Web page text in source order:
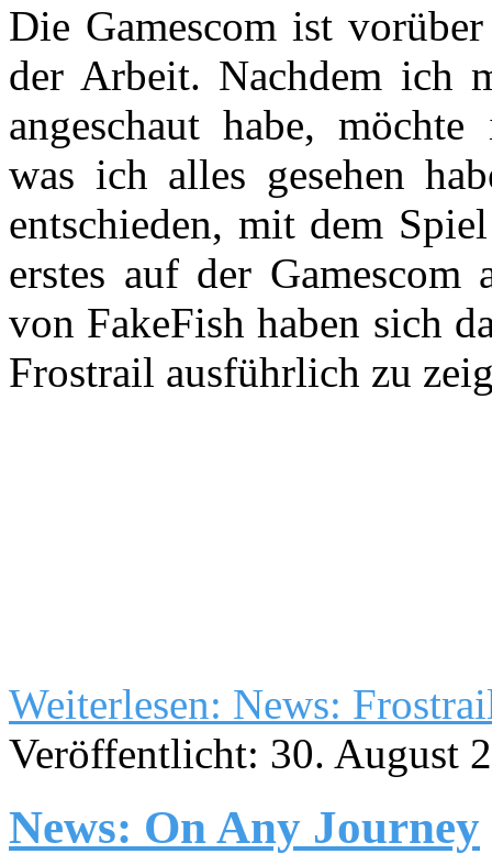
Die Gamescom ist
der Arbeit. Nachdem ich
angeschaut habe,
was ich alles gesehen
entschieden, mit dem
erstes auf der Gamescom
von FakeFish haben sich
Frostrail ausführlich zu
Weiterlesen: News:
Veröffentlicht: 30. August
News: On Any Journey